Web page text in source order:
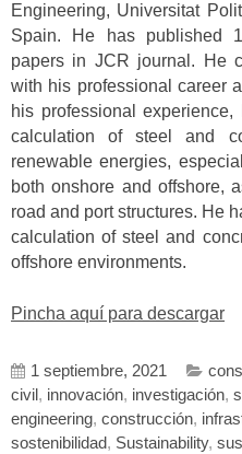
Engineering, Universitat
Spain. He has published
papers in JCR journal. He
with his professional career
his professional
calculation of steel and
renewable energies,
both onshore and offshore,
road and port structures. He
calculation of steel and
offshore environments.
Pincha aquí para descargar
1 septiembre, 2021
civil , innovación, investigación,
engineering, construcción,
sostenibilidad, Sustainability,